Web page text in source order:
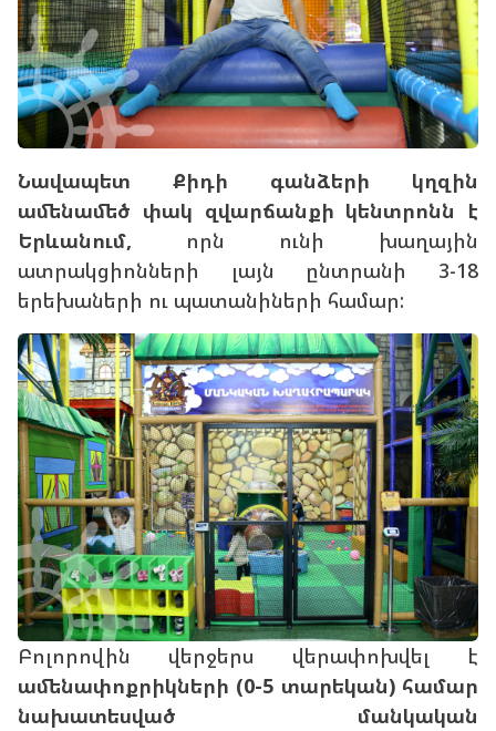
Նավապետ Քիդի գանձերի կղզին
ամենամեծ փակ զվարճանքի կենտրոնն է
Երևանում, որն ունի խաղային
ատրակցիոնների լայն ընտրանի 3-18
երեխաների ու պատանիների համար:
Բոլորովին վերջերս վերափոխվել է
ամենափոքրիկների (0-5 տարեկան) համար
նախատեսված մանկական